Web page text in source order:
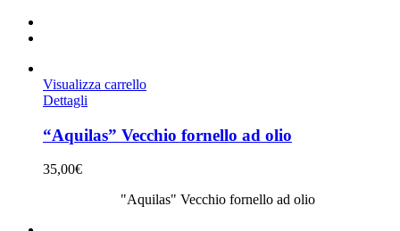
Visualizza carrello
Dettagli
“Aquilas” Vecchio fornello ad olio
35,00€
"Aquilas" Vecchio fornello ad olio